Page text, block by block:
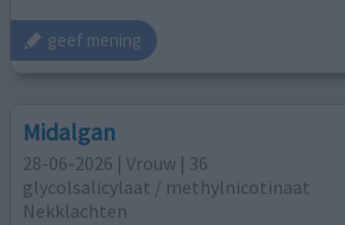
geef mening
Midalgan
28-06-2026 | Vrouw | 36
glycolsalicylaat / methylnicotinaat
Nekklachten